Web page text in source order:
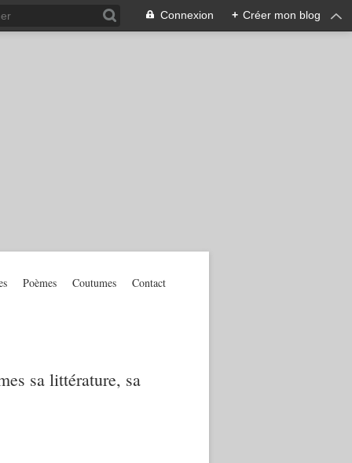
Connexion + Créer mon blog
sa littérature, sa
Poèmes Coutumes Contact